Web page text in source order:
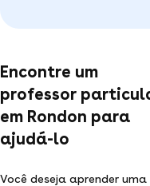
Encontre um
professor
em Rondon para
ajudá-lo
Você deseja aprender uma